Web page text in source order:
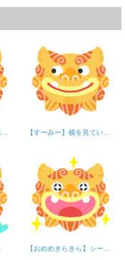
【すーみー】横を見ているシーサー
【おめめきらきら】シーサー